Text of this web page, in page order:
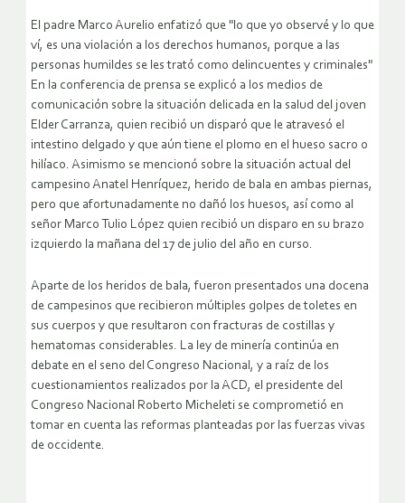
El padre Marco Aurelio enfatizó que "lo que yo observé y lo que
ví, es una violación a los derechos humanos, porque a las
personas humildes se les trató como delincuentes y criminales"
En la conferencia de prensa se explicó a los medios de
comunicación sobre la situación delicada en la salud del joven
Elder Carranza, quien recibió un disparó que le atravesó el
intestino delgado y que aún tiene el plomo en el hueso sacro o
hilíaco. Asimismo se mencionó sobre la situación actual del
campesino Anatel Henríquez, herido de bala en ambas piernas,
pero que afortunadamente no dañó los huesos, así como al
señor Marco Tulio López quien recibió un disparo en su brazo
izquierdo la mañana del 17 de julio del año en curso.
Aparte de los heridos de bala, fueron presentados una docena
de campesinos que recibieron múltiples golpes de toletes en
sus cuerpos y que resultaron con fracturas de costillas y
hematomas considerables. La ley de minería continúa en
debate en el seno del Congreso Nacional, y a raíz de los
cuestionamientos realizados por la ACD, el presidente del
Congreso Nacional Roberto Micheleti se comprometió en
tomar en cuenta las reformas planteadas por las fuerzas vivas
de occidente.